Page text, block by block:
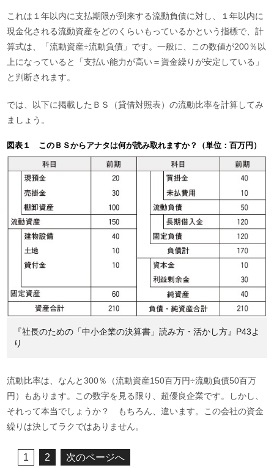
これは１年以内に支払期限が到来する流動負債に対し、１年以内に
現金化される流動資産をどのくらいもっているかという指標で、計
算式は、「流動資産÷流動負債」です。一般に、この数値が200％以
上になっていると「支払い能力が高い＝資金繰りが安定している」
と判断されます。
では、以下に掲載したＢＳ（貸借対照表）の流動比率を計算してみ
ましょう。
図表１ このＢＳからアナタは何が読み取れますか？（単位：百万円）
『社長のための「中小企業の決算書」読み方・活かし方』P43よ
り
流動比率は、なんと300％（流動資産150百万円÷流動負債50百万
円）もあります。この数字を見る限り、超優良企業です。しかし、
それって本当でしょうか？ もちろん、違います。この会社の資金
繰りは決してラクではありません。
1 2 次のページへ